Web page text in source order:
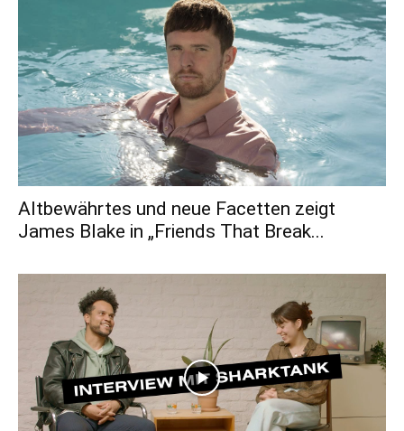
Altbewährtes und neue Facetten zeigt
James Blake in „Friends That Break...